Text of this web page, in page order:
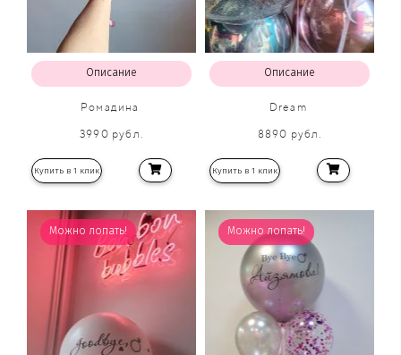
Описание
Ромадина
3990 рубл.
Купить в 1 клик
Описание
Dream
8890 рубл.
Купить в 1 клик
Можно лопать! Можно лопать!
Хит продаж!